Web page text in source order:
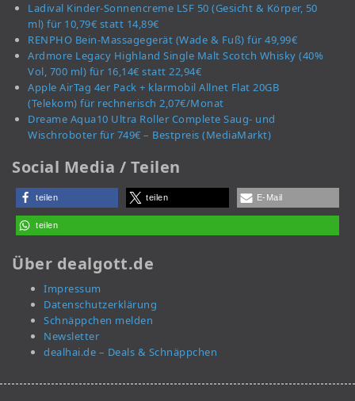
Ladival Kinder-Sonnencreme LSF 50 (Gesicht & Körper, 50
ml) für 10,79€ statt 14,89€
RENPHO Bein-Massagegerät (Wade & Fuß) für 49,99€
Ardmore Legacy Highland Single Malt Scotch Whisky (40%
Vol, 700 ml) für 16,14€ statt 22,94€
Apple AirTag 4er Pack + klarmobil Allnet Flat 20GB
(Telekom) für rechnerisch 2,07€/Monat
Dreame Aqua10 Ultra Roller Complete Saug- und
Wischroboter für 749€ – Bestpreis (MediaMarkt)
Social Media / Teilen
teilen teilen E-Mail
teilen
Über dealgott.de
Impressum
Datenschutzerklärung
Schnäppchen melden
Newsletter
dealhai.de – Deals & Schnäppchen